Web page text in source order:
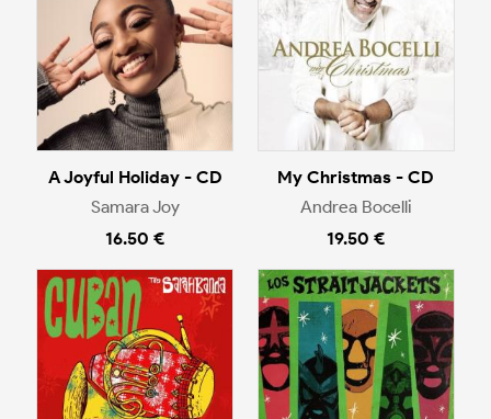
A Joyful Holiday - CD
Samara Joy
16.50 €
My Christmas - CD
Andrea Bocelli
19.50 €